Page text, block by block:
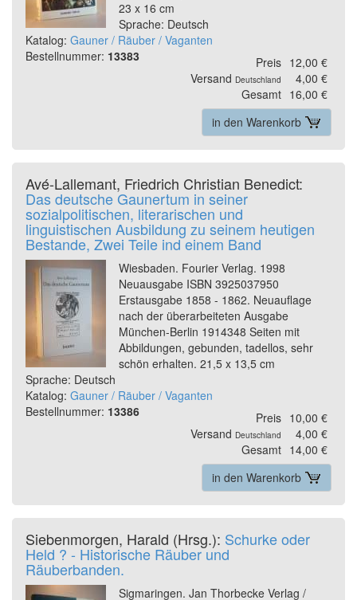
23 x 16 cm
Sprache: Deutsch
Katalog: Gauner / Räuber / Vaganten
Bestellnummer: 13383 Preis 12,00 €
Versand Deutschland
4,00 €
Gesamt 16,00 €
in den Warenkorb
Avé-Lallemant, Friedrich Christian Benedict:
Das deutsche Gaunertum in seiner
sozialpolitischen, literarischen und
linguistischen Ausbildung zu seinem heutigen
Bestande, Zwei Teile ind einem Band
Wiesbaden. Fourier Verlag. 1998
Neuausgabe ISBN 3925037950
Erstausgabe 1858 - 1862. Neuauflage
nach der überarbeiteten Ausgabe
München-Berlin 1914348 Seiten mit
Abbildungen, gebunden, tadellos, sehr
schön erhalten. 21,5 x 13,5 cm
Sprache: Deutsch
Katalog: Gauner / Räuber / Vaganten
Bestellnummer: 13386 Preis 10,00 €
Versand Deutschland
4,00 €
Gesamt 14,00 €
in den Warenkorb
Siebenmorgen, Harald (Hrsg.): Schurke oder
Held ? - Historische Räuber und
Räuberbanden.
Sigmaringen. Jan Thorbecke Verlag /